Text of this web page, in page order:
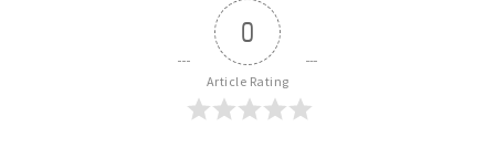
0
Article Rating